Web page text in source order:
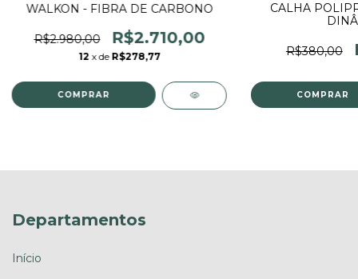
WALKON - FIBRA DE CARBONO
R$2.980,00 R$2.710,00
12 x de R$278,77
COMPRAR
CALHA
R$380,00
COMPRAR
Departamentos
Início